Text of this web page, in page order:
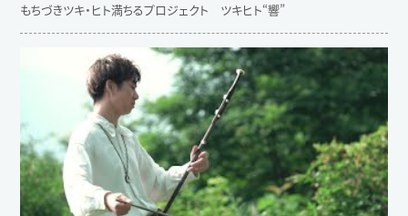
もちづきツキ・ヒト満ちるプロジェクト ツキヒト“響”